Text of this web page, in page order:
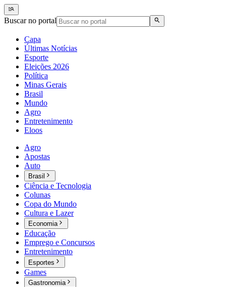
Buscar no portal
Capa
Últimas Notícias
Esporte
Eleições 2026
Política
Minas Gerais
Brasil
Mundo
Agro
Entretenimento
Eloos
Agro
Apostas
Auto
Brasil
Ciência e Tecnologia
Colunas
Copa do Mundo
Cultura e Lazer
Economia
Educação
Emprego e Concursos
Entretenimento
Esportes
Games
Gastronomia